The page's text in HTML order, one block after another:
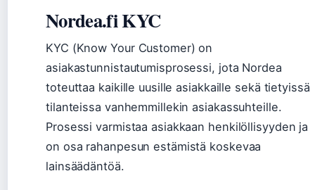
Nordea.fi KYC
KYC (Know Your Customer) on
asiakastunnistautumisprosessi, jota Nordea
toteuttaa kaikille uusille asiakkaille sekä tietyissä
tilanteissa vanhemmillekin asiakassuhteille.
Prosessi varmistaa asiakkaan henkilöllisyyden ja
on osa rahanpesun estämistä koskevaa
lainsäädäntöä.